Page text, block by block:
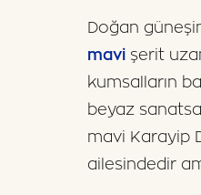
Doğan
mavi şerit
kumsalların
beyaz
mavi Karayip
ailesindedir